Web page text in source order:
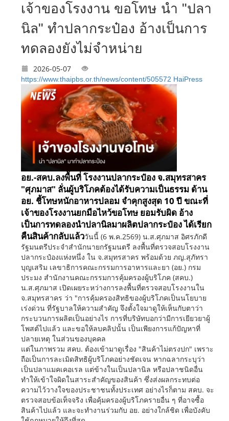
เรียนรู้ตลอดชีวิตของมนุษย์» จัดขึ้น
กลุ่ม GAC บรรลุเป้าหมาย 30 ล้านคัน:
ตัวเลขเบื้องหลัง "ความเร็วของ GAC"
07-22
เจ้าของโรงงาน ขอโทษ นำ "ปลา
นิล" ทำปลากระป๋อง อ้างเป็นการ
ทดลองยังไม่จำหน่าย
2026-05-07
https://www.thaipbs.or.th/news/content/505572 HaiPress
อย.-สคบ.ลงพื้นที่ โรงงานปลากระป๋อง จ.สมุทรสาคร
"ศุภมาส" ลั่นผู้บริโภคต้องได้รับความเป็นธรรม ด้าน
อย. ชี้โทษหนักอาหารปลอม จำคุกสูงสุด 10 ปี ขณะที่
เจ้าของโรงงานยกมือไหว้ขอโทษ ยอมรับผิด อ้าง
เป็นการทดลองนำปลานิลมาผลิตปลากระป๋อง ได้เรียก
คืนสินค้ากลับแล้ววันนี้ (6 พ.ค.2569) น.ส.ศุภมาส อิศรภักดี
รัฐมนตรีประจำสำนักนายกรัฐมนตรี ลงพื้นที่ตรวจสอบโรงงาน
ปลากระป๋องแห่งหนึ่ง ใน จ.สมุทรสาคร พร้อมด้วย ภญ.สุภัทรา
บุญเสริม เลขาธิการคณะกรรมการอาหารและยา (อย.) กรม
ประมง สำนักงานคณะกรรมการคุ้มครองผู้บริโภค (สคบ.)
น.ส.ศุภมาส เปิดเผยระหว่างการลงพื้นที่ตรวจสอบโรงงานใน
จ.สมุทรสาคร ว่า "การคุ้มครองสิทธิของผู้บริโภคเป็นนโยบาย
เร่งด่วน ที่รัฐบาลให้ความสำคัญ จึงตั้งใจมาดูให้เห็นกับตาว่า
กระบวนการผลิตเป็นอย่างไร การที่บริษัทบอกว่ามีการเยียวยาผู้
โพสต์ไปแล้ว และขอให้ลบคลิปนั้น เป็นเพียงการแก้ปัญหาที่
ปลายเหตุ ในส่วนของบุคคล
แต่ในภาพรวม สคบ. ต้องเข้ามาดูเรื่อง "สินค้าไม่ตรงปก" เพราะ
ถือเป็นการละเมิดสิทธิผู้บริโภคอย่างชัดเจน หากฉลากระบุว่า
เป็นปลาแมคเคอเรล แต่ข้างในเป็นปลานิล หรือปลาชนิดอื่น
ทำให้เข้าใจผิดในสาระสำคัญของสินค้า ซึ่งส่งผลกระทบต่อ
ความไว้วางใจของประชาชนทั้งประเทศ อย่างไรก็ตาม สคบ. จะ
ตรวจสอบข้อเท็จจริง เพื่อคุ้มครองผู้บริโภครายอื่น ๆ ที่อาจซื้อ
สินค้าไปแล้ว และจะทำงานร่วมกับ อย. อย่างใกล้ชิด เพื่อบังคับ